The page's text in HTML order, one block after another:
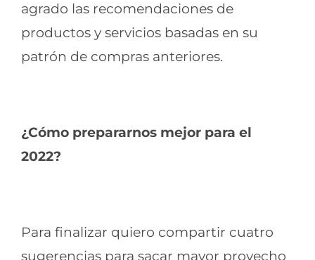
agrado las recomendaciones de
productos y servicios basadas en su
patrón de compras anteriores.
¿Cómo prepararnos mejor para el
2022?
Para finalizar quiero compartir cuatro
sugerencias para sacar mayor provecho